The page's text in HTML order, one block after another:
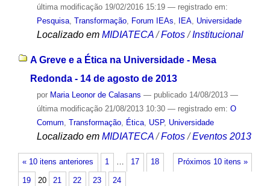
última modificação19/02/2016 15:19 — registrado em:
Pesquisa, Transformação, Forum IEAs IEA, Universidade
Localizado em MIDIATECA /Fotos /Institucional
A Greve e a Ética na Universidade - Mesa
Redonda - 14 de agosto de 2013
por Maria Leonor de Calasans — publicado14/08/2013 —
última modificação21/08/2013 10:30 — registrado em: O
Comum, Transformação, Ética, USP, Universidade
Localizado em MIDIATECA /Fotos /Eventos 2013
« 10 itens anteriores Próximos 10 itens »
1 … 17 18
19 20 21 22 23 24